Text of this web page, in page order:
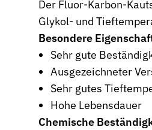
Wehrtechnik & Rüstung
Zuverlässige Dichtungen für
Stangendichtungen
Dichtungen für höchste
Kolbendichtungen
Sichere Abdichtung von
Der Fluor-Karbon-
Glykol- und
Besondere
Sehr gute
Ausgezeichneter
Sehr gutes
Hohe Lebensdauer
Chemische